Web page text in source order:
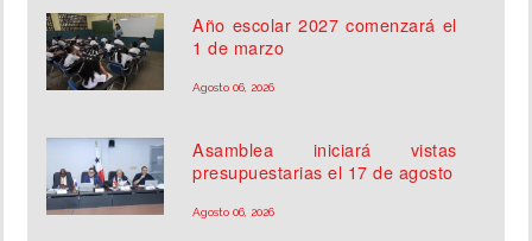
Año escolar 2027 comenzará el
1 de marzo
Agosto 06, 2026
Asamblea iniciará vistas
presupuestarias el 17 de agosto
Agosto 06, 2026